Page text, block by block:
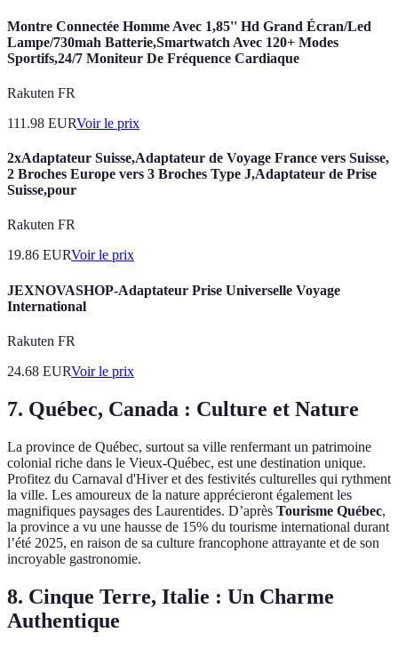
Montre Connectée Homme Avec 1,85'' Hd Grand Écran/Led
Lampe/730mah Batterie,Smartwatch Avec 120+ Modes
Sportifs,24/7 Moniteur De Fréquence Cardiaque
Rakuten FR
111.98 EURVoir le prix
2xAdaptateur Suisse,Adaptateur de Voyage France vers Suisse,
2 Broches Europe vers 3 Broches Type J,Adaptateur de Prise
Suisse,pour
Rakuten FR
19.86 EURVoir le prix
JEXNOVASHOP-Adaptateur Prise Universelle Voyage
International
Rakuten FR
24.68 EURVoir le prix
7. Québec, Canada : Culture et Nature
La province de Québec, surtout sa ville renfermant un patrimoine
colonial riche dans le Vieux-Québec, est une destination unique.
Profitez du Carnaval d'Hiver et des festivités culturelles qui rythment
la ville. Les amoureux de la nature apprécieront également les
magnifiques paysages des Laurentides. D’après Tourisme Québec,
la province a vu une hausse de 15% du tourisme international durant
l’été 2025, en raison de sa culture francophone attrayante et de son
incroyable gastronomie.
8. Cinque Terre, Italie : Un Charme
Authentique